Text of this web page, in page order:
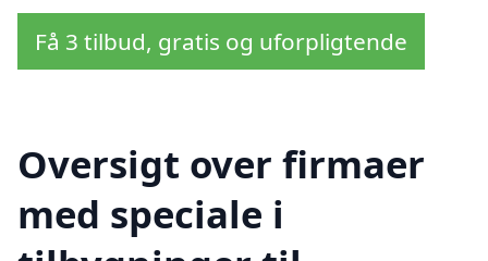
Få 3 tilbud, gratis og uforpligtende
Oversigt over firmaer
med speciale i